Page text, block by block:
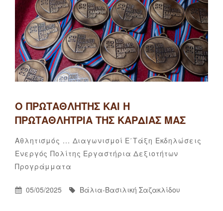
Ο ΠΡΩΤΑΘΛΗΤΉΣ ΚΑΙ Η
ΠΡΩΤΑΘΛΉΤΡΙΑ ΤΗΣ ΚΑΡΔΙΆΣ ΜΑΣ
Categories
Αθλητισμός ... Διαγωνισμοί Ε΄τάξη Εκδηλώσεις
Ενεργός Πολίτης Εργαστήρια Δεξιοτήτων
ΠρογράμματαBy
Βάλια-
Posted
05/05/2025 By
Βάλια-Βασιλική Σαζακλίδου